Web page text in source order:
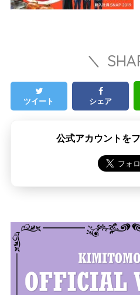
ツイート シェア
公式アカウントを